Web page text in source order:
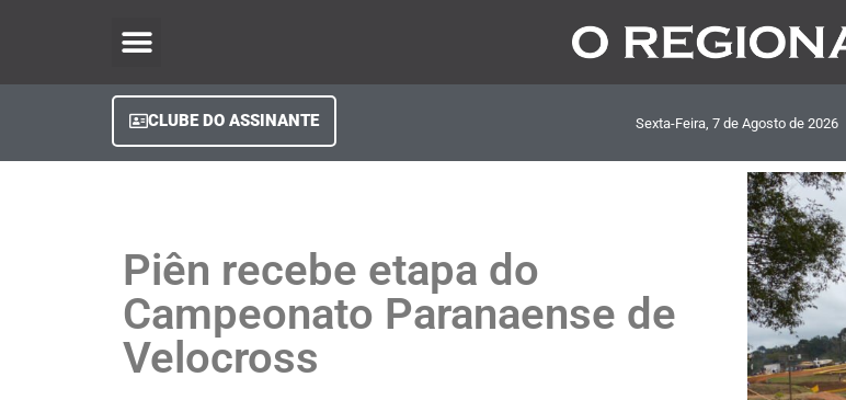
CLUBE DO ASSINANTE Sexta-Feira, 7de Agostode 2026
Piên recebe etapa do
Campeonato Paranaense de
Velocross